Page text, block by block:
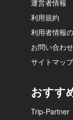
運営者情報
利用規約
利用者情報
お問い合わせ
サイトマップ
おすす
Trip-Partner